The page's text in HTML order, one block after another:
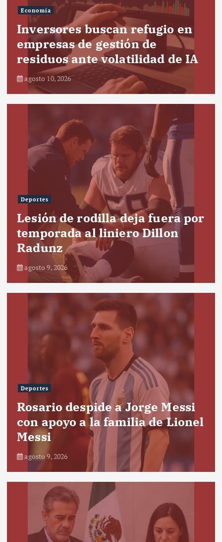
Economía
Inversores buscan refugio en
empresas de gestión de
residuos ante volatilidad de IA
agosto 10, 2026
Deportes
Lesión de rodilla deja fuera por
temporada al liniero Dillon
Radunz
agosto 9, 2026
Deportes
Rosario despide a Jorge Messi
con apoyo a la familia de Lionel
Messi
agosto 9, 2026